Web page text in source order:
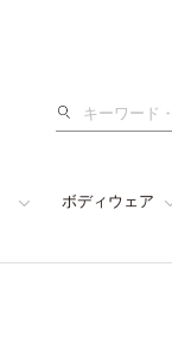
検
ボディウェア